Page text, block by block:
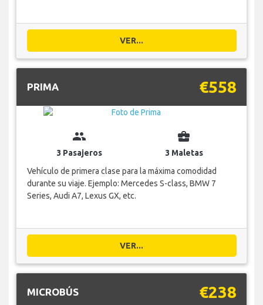
VER...
PRIMA €558
group
3 Pasajeros
business_center
3 Maletas
Vehículo de primera clase para la máxima comodidad
durante su viaje. Ejemplo: Mercedes S-class, BMW 7
Series, Audi A7, Lexus GX, etc.
VER...
MICROBÚS €238